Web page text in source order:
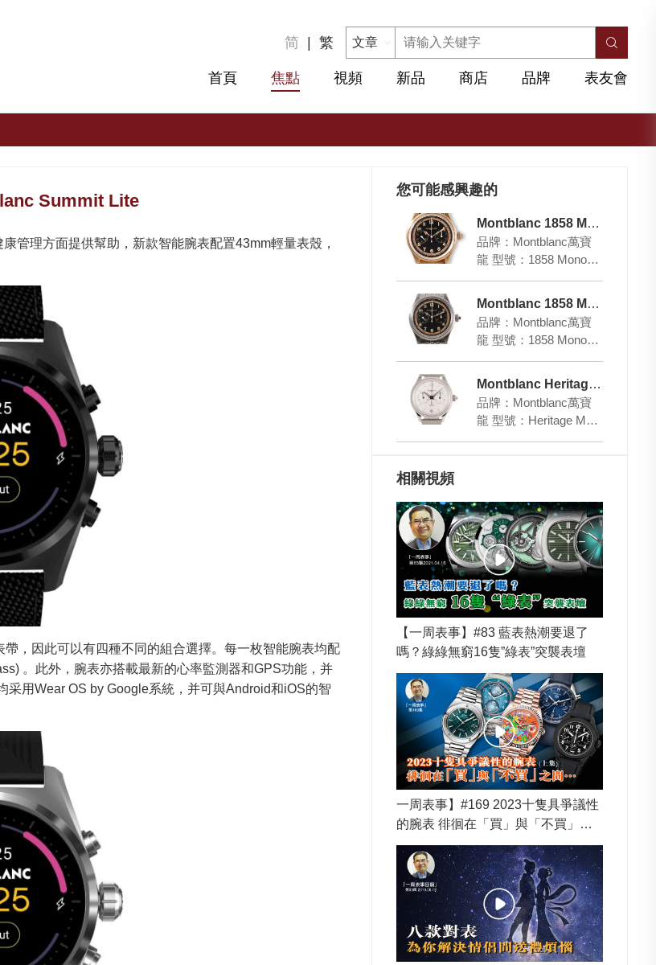
简 | 繁
首頁 焦點 視頻 新品 商店 品牌 表友會
Summit Lite
管理方面提供幫助，新款智能腕表配置43mm輕量表殼，
，因此可以有四種不同的組合選擇。每一枚智能腕表均配
。此外，腕表亦搭載最新的心率監測器和GPS功能，并
用Wear OS by Google系統，并可與Android和iOS的智
您可能感興趣的
Montblanc 1858 Monopusher Chronograph
品牌：Montblanc萬寶
龍 型號：1858 Monopu
Montblanc 1858 Monopusher Chronograph
品牌：Montblanc萬寶
龍 型號：1858 Monopu
Montblanc Heritage Monopusher Chronograph
品牌：Montblanc萬寶
龍 型號：Heritage Mon
相關視頻
【一周表事】#83 藍表熱潮要退了
嗎？綠綠無窮16隻”綠表”突襲表壇
一周表事】#169 2023十隻具爭議性
的腕表 徘徊在「買」與「不買」之
間… (上集)